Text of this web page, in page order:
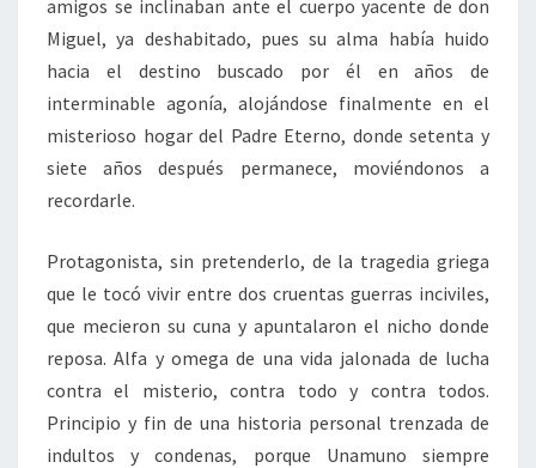
amigos se inclinaban ante el cuerpo yacente de don
Miguel, ya deshabitado, pues su alma había huido
hacia el destino buscado por él en años de
interminable agonía, alojándose finalmente en el
misterioso hogar del Padre Eterno, donde setenta y
siete años después permanece, moviéndonos a
recordarle.
Protagonista, sin pretenderlo, de la tragedia griega
que le tocó vivir entre dos cruentas guerras inciviles,
que mecieron su cuna y apuntalaron el nicho donde
reposa. Alfa y omega de una vida jalonada de lucha
contra el misterio, contra todo y contra todos.
Principio y fin de una historia personal trenzada de
indultos y condenas, porque Unamuno siempre